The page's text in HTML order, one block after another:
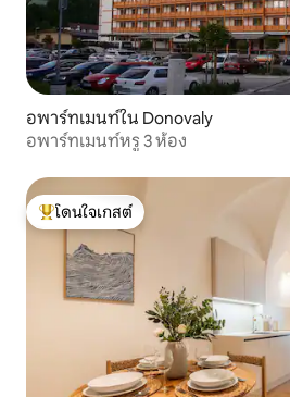
อพาร์ทเมนท์ใน Donovaly
อพาร์ทเมนท์หรู 3 ห้อง
โดนใจเกสต์ที่สุด
โดนใจเกสต์